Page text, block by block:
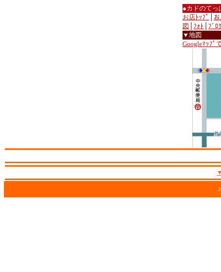
●カドのて
お店ﾄｯﾌﾟ
図
ﾌｫﾄ
ﾌﾞﾛ
▼地図
Googleﾏｯﾌﾟ